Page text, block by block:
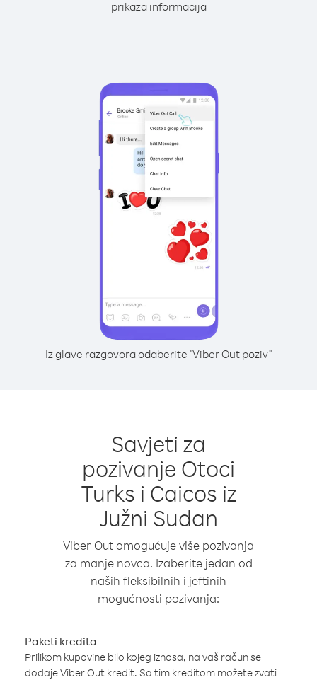
prikaza informacija
Iz glave razgovora odaberite "Viber Out poziv"
Savjeti za
pozivanje Otoci
Turks i Caicos iz
Južni Sudan
Viber Out omogućuje više pozivanja
za manje novca. Izaberite jedan od
naših fleksibilnih i jeftinih
mogućnosti pozivanja:
Paketi kredita
Prilikom kupovine bilo kojeg iznosa, na vaš račun se
dodaje Viber Out kredit. Sa tim kreditom možete zvati